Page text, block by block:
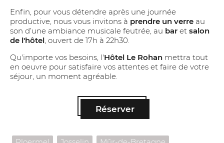
Enfin, pour vous détendre après une journée
productive, nous vous invitons à prendre un verre au
son d’une ambiance musicale feutrée, au bar et salon
de l'hôtel, ouvert de 17h à 22h30.
Qu'importe vos besoins, l'Hôtel Le Rohan mettra tout
en oeuvre pour satisfaire vos attentes et faire de votre
séjour, un moment agréable.
Réserver